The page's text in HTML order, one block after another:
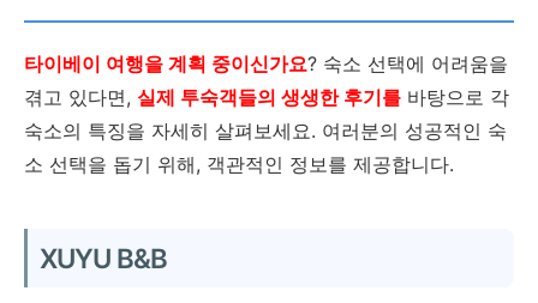
plum garden home stay
체크인: 15:00~22:30, 체크아
웃: 11:00 이전
타이베이 여행을 계획 중이신가요? 숙소 선택에 어려움을
겪고 있다면, 실제 투숙객들의 생생한 후기를 바탕으로 각
숙소의 특징을 자세히 살펴보세요. 여러분의 성공적인 숙
소 선택을 돕기 위해, 객관적인 정보를 제공합니다.
XUYU B&B